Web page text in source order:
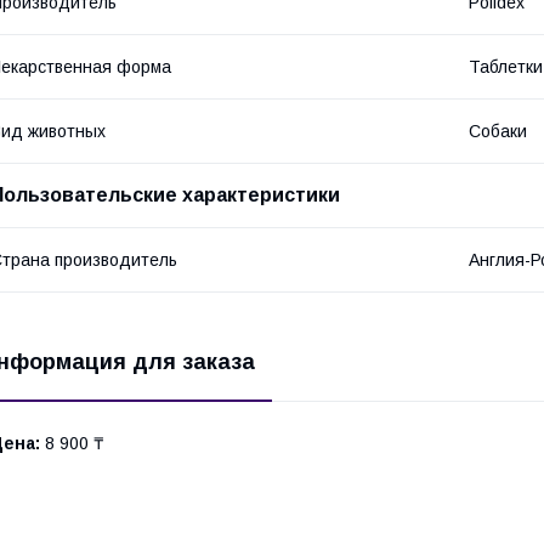
форма Таблетки
животных Собаки
характеристики
производитель Англия-
для заказа
8 900 ₸